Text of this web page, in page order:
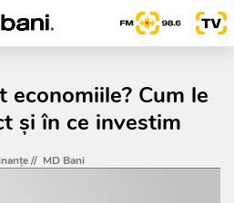
economiile? Cum le
și în ce investim
// MD Bani